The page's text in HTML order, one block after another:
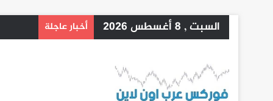
السبت , 8 أغسطس 2026 أخبار عاجلة